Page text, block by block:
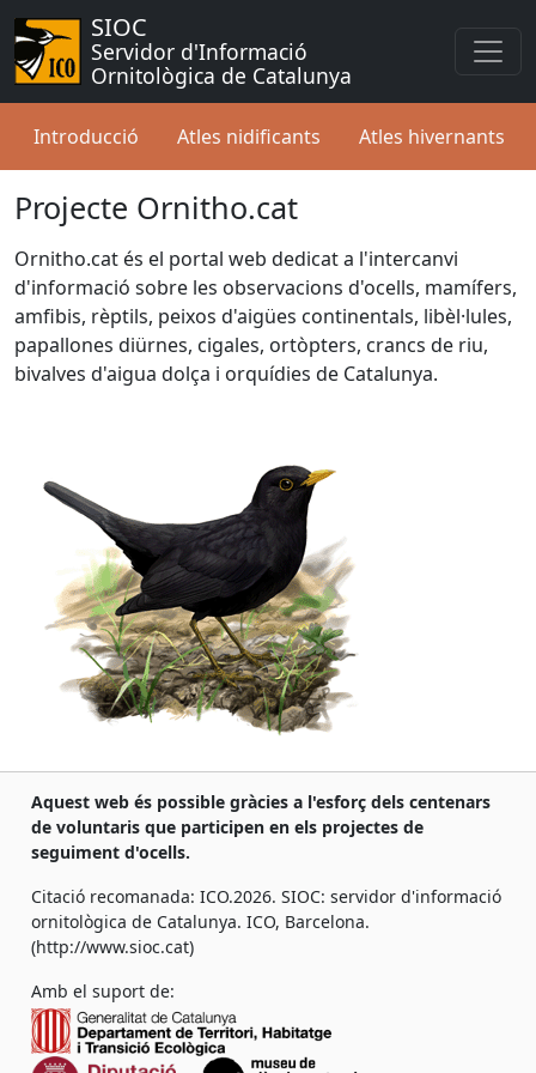
SIOC
Servidor d'Informació
Ornitològica de Catalunya
Introducció Atles nidificants Atles hivernants
Projecte Ornitho.cat
Ornitho.cat és el portal web dedicat a l'intercanvi
d'informació sobre les observacions d'ocells, mamífers,
amfibis, rèptils, peixos d'aigües continentals, libèl·lules,
papallones diürnes, cigales, ortòpters, crancs de riu,
bivalves d'aigua dolça i orquídies de Catalunya.
Aquest web és possible gràcies a l'esforç dels centenars
de voluntaris que participen en els projectes de
seguiment d'ocells.
Citació recomanada: ICO.2026. SIOC: servidor d'informació
ornitològica de Catalunya. ICO, Barcelona.
(http://www.sioc.cat)
Amb el suport de: